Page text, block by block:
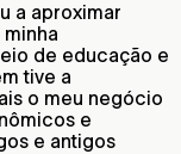
a aproximar
de educação e
tive a
o meu negócio
e
e antigos